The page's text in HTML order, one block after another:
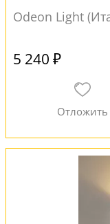
Odeon Light
5 240 ₽